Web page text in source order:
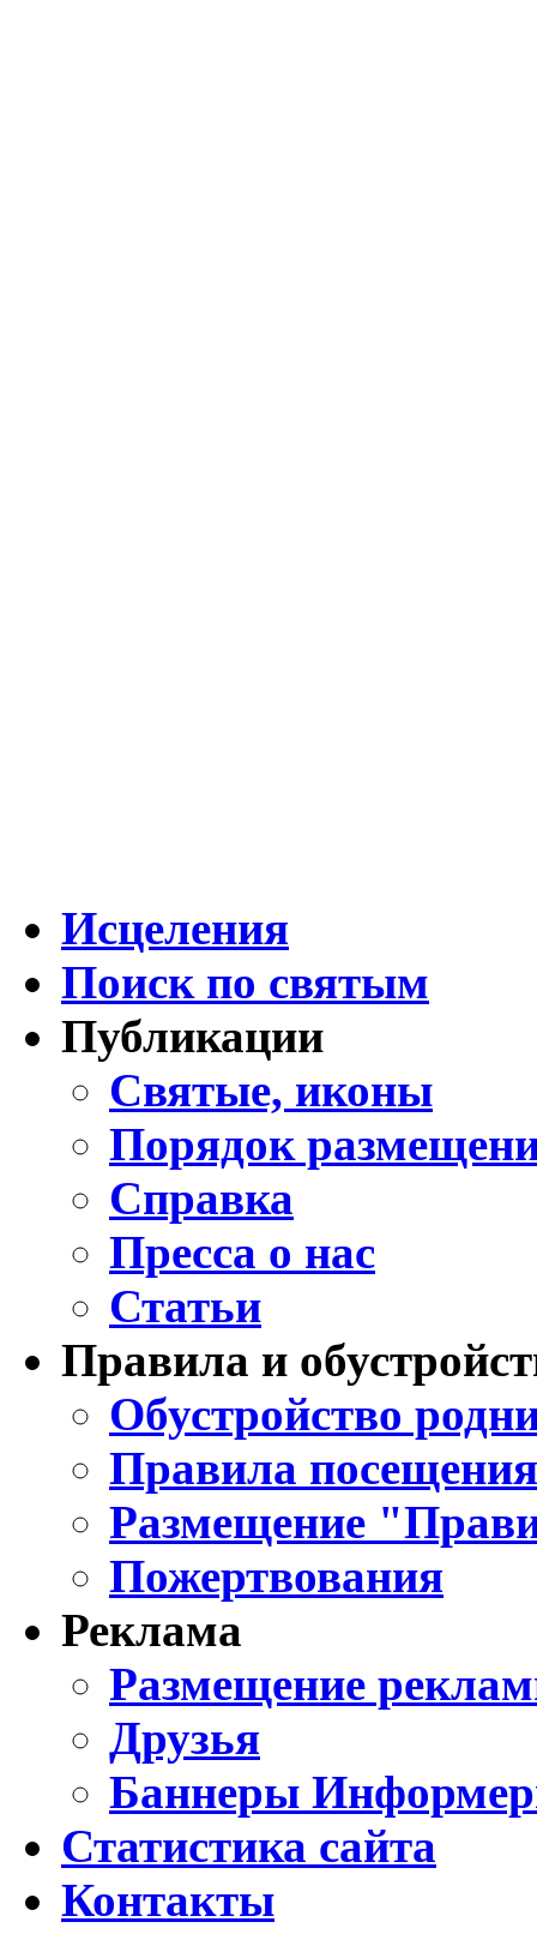
Исцеления
Поиск по святым
Публикации
Святые, иконы
Порядок
Справка
Пресса о нас
Статьи
Правила и
Обустройство
Правила
Размещение
Пожертвования
Реклама
Размещение
Друзья
Баннеры
Статистика сайта
Контакты